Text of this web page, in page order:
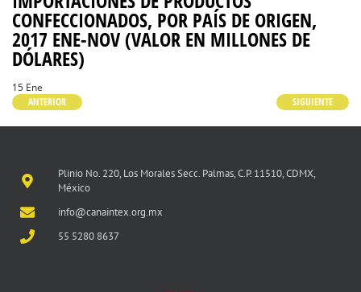
CONFECCIONADOS, POR PAÍS DE ORIGEN,
2017 ENE-NOV (VALOR EN MILLONES DE
DÓLARES)
15 Ene
ANTERIOR
SIGUIENTE
Plinio No. 220, Los Morales Secc. Palmas, C.P. 11510, CDMX,
México
info@canaintex.org.mx
55 5280 8637